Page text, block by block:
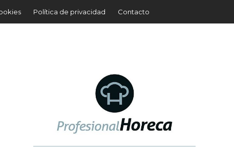
Política de privacidad Contacto